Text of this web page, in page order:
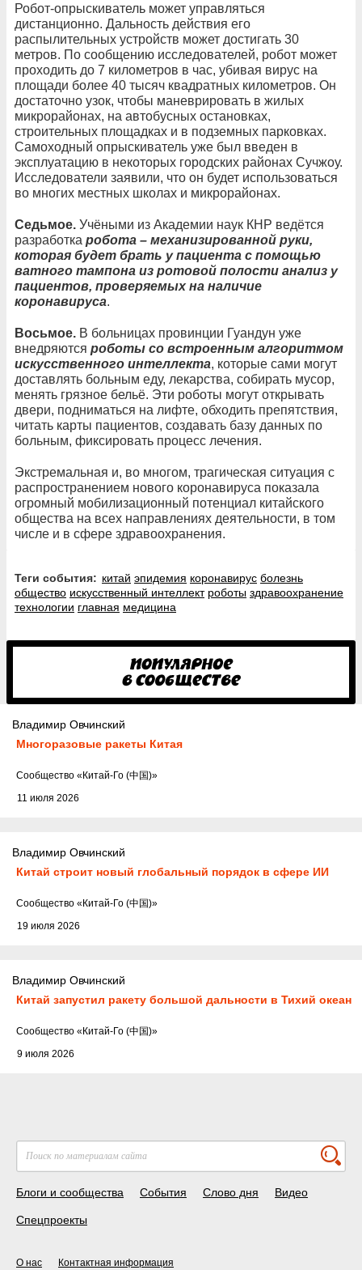
Робот-опрыскиватель может управляться
дистанционно. Дальность действия его
распылительных устройств может достигать 30
метров. По сообщению исследователей, робот может
проходить до 7 километров в час, убивая вирус на
площади более 40 тысяч квадратных километров. Он
достаточно узок, чтобы маневрировать в жилых
микрорайонах, на автобусных остановках,
строительных площадках и в подземных парковках.
Самоходный опрыскиватель уже был введен в
эксплуатацию в некоторых городских районах Сучжоу.
Исследователи заявили, что он будет использоваться
во многих местных школах и микрорайонах.
Седьмое. Учёными из Академии наук КНР ведётся
разработка робота – механизированной руки,
которая будет брать у пациента с помощью
ватного тампона из ротовой полости анализ у
пациентов, проверяемых на наличие
коронавируса.
Восьмое. В больницах провинции Гуандун уже
внедряются роботы со встроенным алгоритмом
искусственного интеллекта, которые сами могут
доставлять больным еду, лекарства, собирать мусор,
менять грязное бельё. Эти роботы могут открывать
двери, подниматься на лифте, обходить препятствия,
читать карты пациентов, создавать базу данных по
больным, фиксировать процесс лечения.
Экстремальная и, во многом, трагическая ситуация с
распространением нового коронавируса показала
огромный мобилизационный потенциал китайского
общества на всех направлениях деятельности, в том
числе и в сфере здравоохранения.
Теги события: китай эпидемия коронавирус болезнь
общество искусственный интеллект роботы здравоохранение
технологии главная медицина
Владимир Овчинский
Многоразовые ракеты Китая
11 июля 2026
Cообщество «Китай-Го (中国)»
Владимир Овчинский
Китай строит новый глобальный порядок в сфере ИИ
19 июля 2026
Cообщество «Китай-Го (中国)»
Владимир Овчинский
Китай запустил ракету большой дальности в Тихий океан
9 июля 2026
Cообщество «Китай-Го (中国)»
Блоги и сообщества События Слово дня Видео
Спецпроекты
О нас Контактная информация